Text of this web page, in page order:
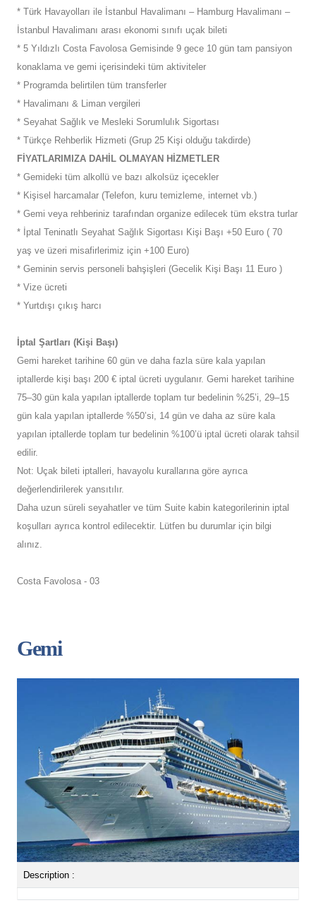
* Türk Havayolları ile İstanbul Havalimanı – Hamburg Havalimanı –
İstanbul Havalimanı arası ekonomi sınıfı uçak bileti
* 5 Yıldızlı Costa Favolosa Gemisinde 9 gece 10 gün tam pansiyon
konaklama ve gemi içerisindeki tüm aktiviteler
* Programda belirtilen tüm transferler
* Havalimanı & Liman vergileri
* Seyahat Sağlık ve Mesleki Sorumlulık Sigortası
* Türkçe Rehberlik Hizmeti (Grup 25 Kişi olduğu takdirde)
FİYATLARIMIZA DAHİL OLMAYAN HİZMETLER
* Gemideki tüm alkollü ve bazı alkolsüz içecekler
* Kişisel harcamalar (Telefon, kuru temizleme, internet vb.)
* Gemi veya rehberiniz tarafından organize edilecek tüm ekstra turlar
* İptal Teninatlı Seyahat Sağlık Sigortası Kişi Başı +50 Euro ( 70
yaş ve üzeri misafirlerimiz için +100 Euro)
* Geminin servis personeli bahşişleri (Gecelik Kişi Başı 11 Euro )
* Vize ücreti
* Yurtdışı çıkış harcı
İptal Şartları (Kişi Başı)
Gemi hareket tarihine 60 gün ve daha fazla süre kala yapılan
iptallerde kişi başı 200 € iptal ücreti uygulanır. Gemi hareket tarihine
75–30 gün kala yapılan iptallerde toplam tur bedelinin %25’i, 29–15
gün kala yapılan iptallerde %50’si, 14 gün ve daha az süre kala
yapılan iptallerde toplam tur bedelinin %100’ü iptal ücreti olarak tahsil
edilir.
Not: Uçak bileti iptalleri, havayolu kurallarına göre ayrıca
değerlendirilerek yansıtılır.
Daha uzun süreli seyahatler ve tüm Suite kabin kategorilerinin iptal
koşulları ayrıca kontrol edilecektir. Lütfen bu durumlar için bilgi
alınız.
Costa Favolosa - 03
Gemi
Description :